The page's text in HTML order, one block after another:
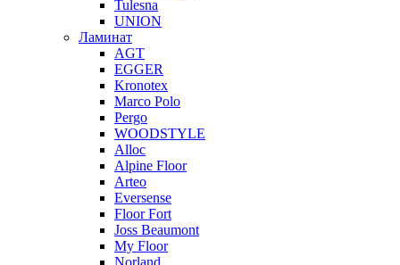
Tulesna
UNION
Ламинат
AGT
EGGER
Kronotex
Marco Polo
Pergo
WOODSTYLE
Alloc
Alpine Floor
Arteo
Eversense
Floor Fort
Joss Beaumont
My Floor
Norland